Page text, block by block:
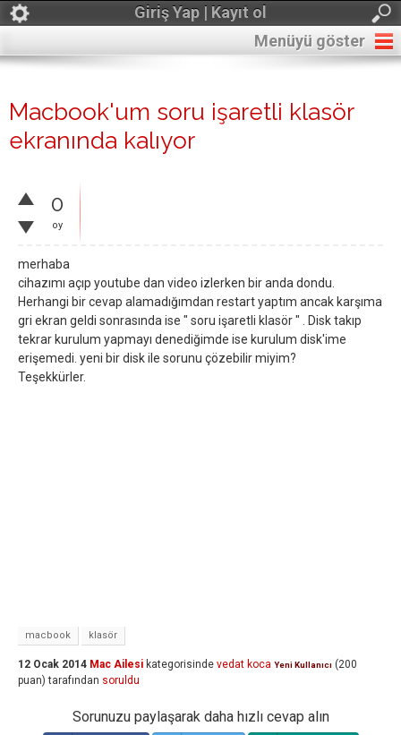
Giriş Yap | Kayıt ol
Menüyü göster
Macbook'um soru işaretli klasör
ekranında kalıyor
0
oy
merhaba
cihazımı açıp youtube dan video izlerken bir anda dondu.
Herhangi bir cevap alamadığımdan restart yaptım ancak karşıma
gri ekran geldi sonrasında ise " soru işaretli klasör " . Disk takıp
tekrar kurulum yapmayı denediğimde ise kurulum disk'ime
erişemedi. yeni bir disk ile sorunu çözebilir miyim?
Teşekkürler.
macbook klasör
12 Ocak 2014 Mac Ailesi kategorisinde vedat koca Yeni Kullanıcı (200
puan) tarafından soruldu
Sorunuzu paylaşarak daha hızlı cevap alın